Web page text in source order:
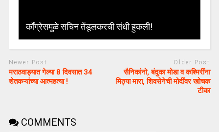
काँग्रेसमुळे सचिन तेंडूलकरची संधी हुकली!
Newer Post
मराठवाड्यात गेल्या 8 दिवसात 34
शेतकऱ्यांच्या आत्महत्या !
Older Post
सैनिकांनो, बंदुका मोडा व कश्मिरींना
मिठ्या मारा, शिवसेनेची मोदींवर खोचक
टीका
COMMENTS